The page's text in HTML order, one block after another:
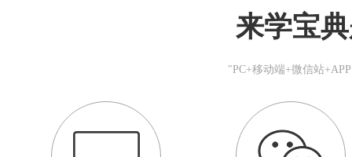
来学宝
"PC+移动端+微信站